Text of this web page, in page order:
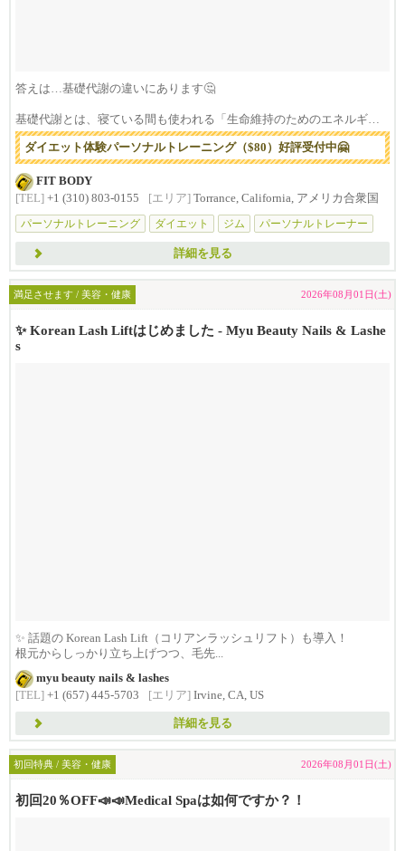
答えは…基礎代謝の違いにあります🤔
基礎代謝とは、寝ている間も使われる「生命維持のためのエネルギー
消費」🔥...
ダイエット体験パーソナルトレーニング（$80）好評受付中🤗
FIT BODY
[TEL] +1 (310) 803-0155 [エリア] Torrance, California, アメリカ合衆国
パーソナルトレーニング
ダイエット ジム パーソナルトレーナー
詳細を見る
満足させます / 美容・健康 2026年08月01日(土)
✨ Korean Lash Liftはじめました - Myu Beauty Nails & Lashe
s
✨ 話題の Korean Lash Lift（コリアンラッシュリフト）も導入！
根元からしっかり立ち上げつつ、毛先...
myu beauty nails & lashes
[TEL] +1 (657) 445-5703 [エリア] Irvine, CA, US
詳細を見る
初回特典 / 美容・健康 2026年08月01日(土)
初回20％OFF📣📣Medical Spaは如何ですか？！